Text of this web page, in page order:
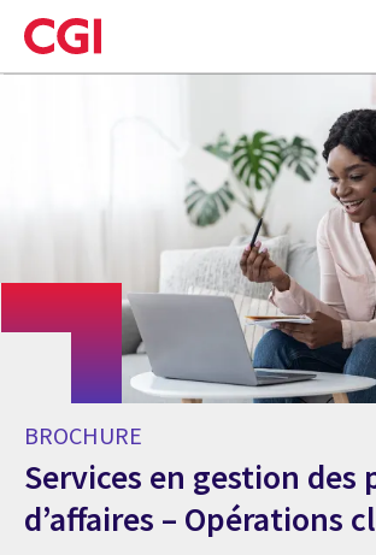
Skip
to
main
BROCHURE
Services en gestion des
d’affaires – Opérations